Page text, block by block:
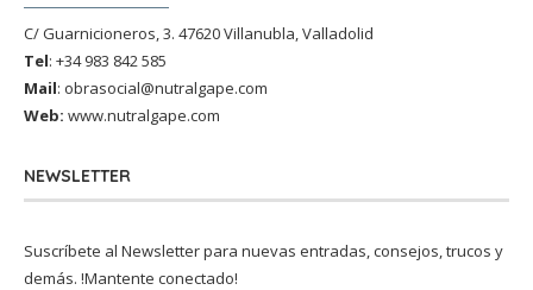
C/ Guarnicioneros, 3. 47620 Villanubla, Valladolid
Tel: +34 983 842 585
Mail: obrasocial@nutralgape.com
Web: www.nutralgape.com
NEWSLETTER
Suscríbete al Newsletter para nuevas entradas, consejos, trucos y
demás. !Mantente conectado!